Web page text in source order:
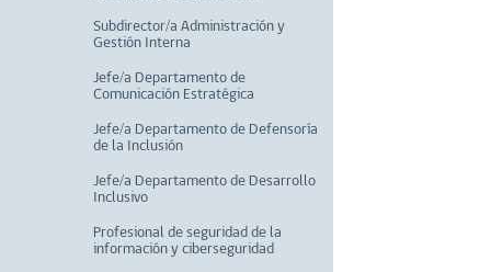
Subdirector/a Administración y
Gestión Interna
Jefe/a Departamento de
Comunicación Estratégica
Jefe/a Departamento de Defensoría
de la Inclusión
Jefe/a Departamento de Desarrollo
Inclusivo
Profesional de seguridad de la
información y ciberseguridad